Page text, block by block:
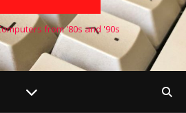
from '80s and '90s